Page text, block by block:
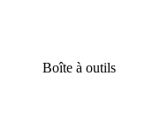
Boîte à outils